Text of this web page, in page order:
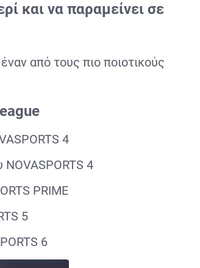
και να παραμείνει σε
από τους πιο ποιοτικούς
4
4
PRIME
5
6